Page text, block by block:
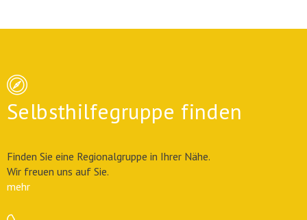
Selbsthilfegruppe finden
Finden Sie eine Regionalgruppe in Ihrer Nähe.
Wir freuen uns auf Sie.
mehr